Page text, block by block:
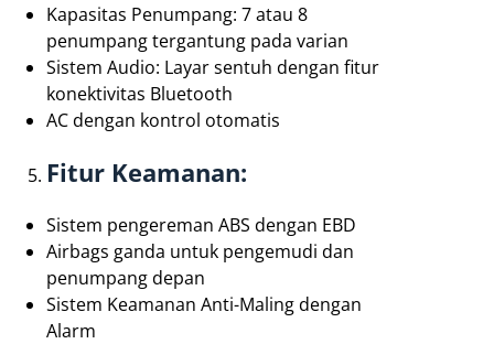
Kapasitas Penumpang: 7 atau 8
penumpang tergantung pada varian
Sistem Audio: Layar sentuh dengan fitur
konektivitas Bluetooth
AC dengan kontrol otomatis
Fitur Keamanan:
Sistem pengereman ABS dengan EBD
Airbags ganda untuk pengemudi dan
penumpang depan
Sistem Keamanan Anti-Maling dengan
Alarm